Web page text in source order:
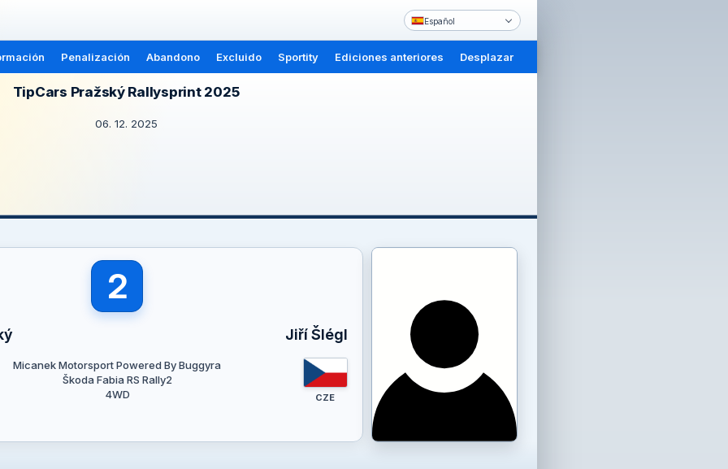
Español
Penalización Abandono Excluido Sportity Ediciones anteriores Desplazar
TipCars Pražský Rallysprint 2025
06. 12. 2025
2
Jiří Šlégl
Micanek Motorsport Powered By Buggyra
Škoda Fabia RS Rally2
4WD
CZE